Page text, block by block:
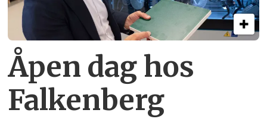
Åpen dag hos
Falkenberg